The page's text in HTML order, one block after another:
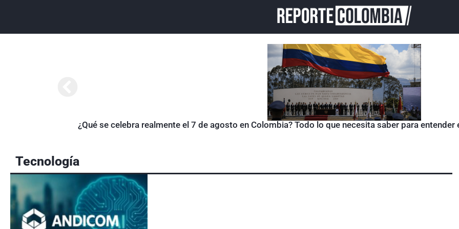
¿Qué se celebra realmente el 7 de agosto en Colombia? Todo lo que necesita saber para entender
Tecnología